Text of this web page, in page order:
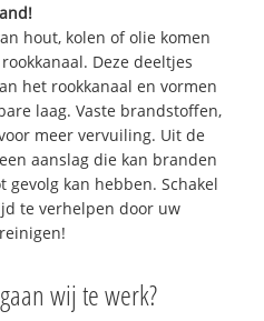
hout, kolen of olie komen
Deze deeltjes
het rookkanaal en vormen
laag. Vaste brandstoffen,
meer vervuiling. Uit de
aanslag die kan branden
kan hebben. Schakel
te verhelpen door uw
wij te werk?